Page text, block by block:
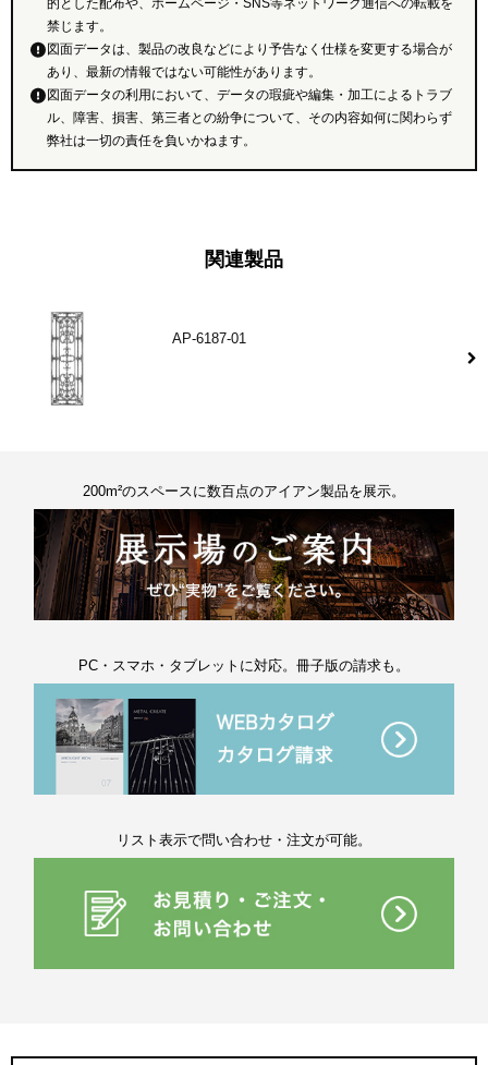
的とした配布や、ホームページ・SNS等ネットワーク通信への転載を
禁じます。
図面データは、製品の改良などにより予告なく仕様を変更する場合が
あり、最新の情報ではない可能性があります。
図面データの利用において、データの瑕疵や編集・加工によるトラブ
ル、障害、損害、第三者との紛争について、その内容如何に関わらず
弊社は一切の責任を負いかねます。
関連製品
AP-6187-01
200m²のスペースに数百点のアイアン製品を展示。
PC・スマホ・タブレットに対応。冊子版の請求も。
リスト表示で問い合わせ・注文が可能。